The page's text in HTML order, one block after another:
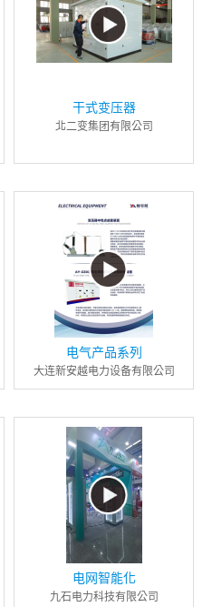
干式变压器
北二变集团有限公司
电气产品系列
大连新安越电力设备有限公司
电网智能化
九石电力科技有限公司